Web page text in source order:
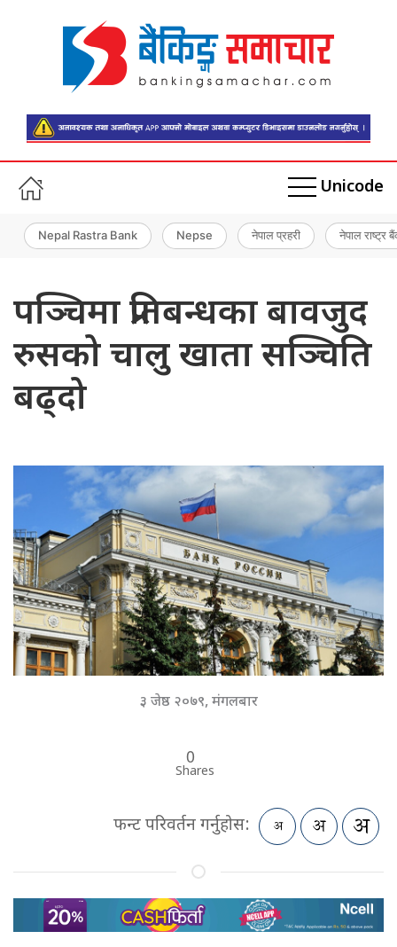
Unicode
Nepal Rastra Bank Nepse नेपाल प्रहरी नेपाल राष्ट्र
पञ्चिमा प्रतिबन्धका बावजुद
रुसको चालु खाता सञ्चिति
बढ्दो
३ जेष्ठ २०७९, मंगलबार
0
Shares
फन्ट परिवर्तन गर्नुहोस: